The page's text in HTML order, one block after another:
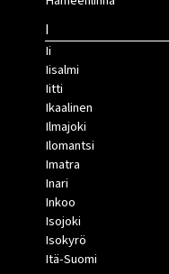
I
Ii
Iisalmi
Iitti
Ikaalinen
Ilmajoki
Ilomantsi
Imatra
Inari
Inkoo
Isojoki
Isokyrö
Itä-Suomi